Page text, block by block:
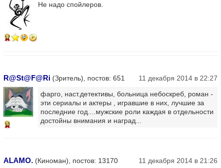
17
Не надо спойлеров.
R@St@F@Ri (Зритель), постов: 651 11 декабря 2014 в 22:27
15
фарго, наст.детективы, больница небоскреб, роман -
эти сериалы и актеры , игравшие в них, лучшие за
последние год....мужские роли каждая в отдельности
достойны внимания и наград...
ALAMO. (Киноман), постов: 13170 11 декабря 2014 в 21:26